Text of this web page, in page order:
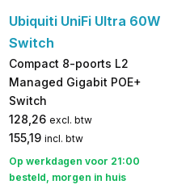
Ubiquiti UniFi Ultra 60W
Switch
Compact 8-poorts L2
Managed Gigabit POE+
Switch
128,26 excl. btw
155,19 incl. btw
Op werkdagen voor 21:00
besteld, morgen in huis